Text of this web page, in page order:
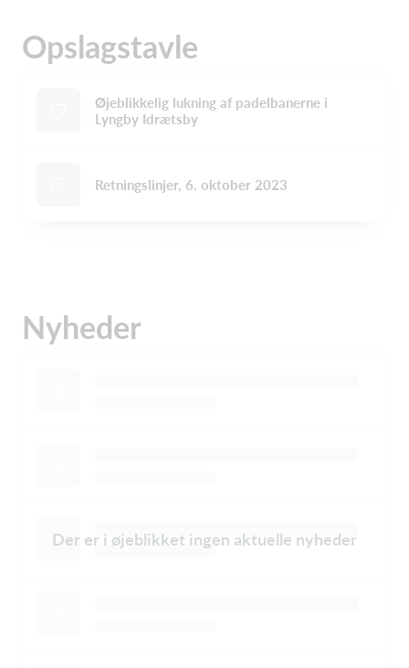
Opslagstavle
Øjeblikkelig lukning af padelbanerne i
Lyngby Idrætsby
Retningslinjer, 6. oktober 2023
Nyheder
Der er i øjeblikket ingen aktuelle nyheder